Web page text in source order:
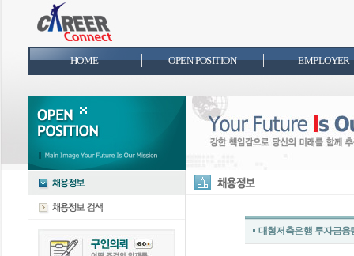
HOME OPEN POSITION EMPLOYER
대형저축은행 투자금